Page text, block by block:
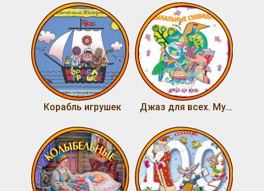
Корабль игрушек Джаз для всех. Музыкальные сновидения